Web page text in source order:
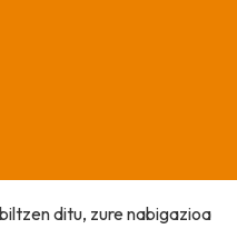
ditu, zure nabigazioa